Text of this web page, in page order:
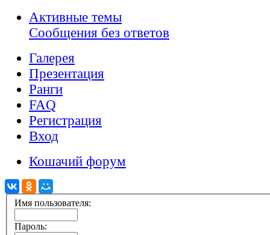
Активные темы
Сообщения без ответов
Галерея
Презентация
Ранги
FAQ
Регистрация
Вход
Кошачий форум
Имя пользователя:
Пароль: